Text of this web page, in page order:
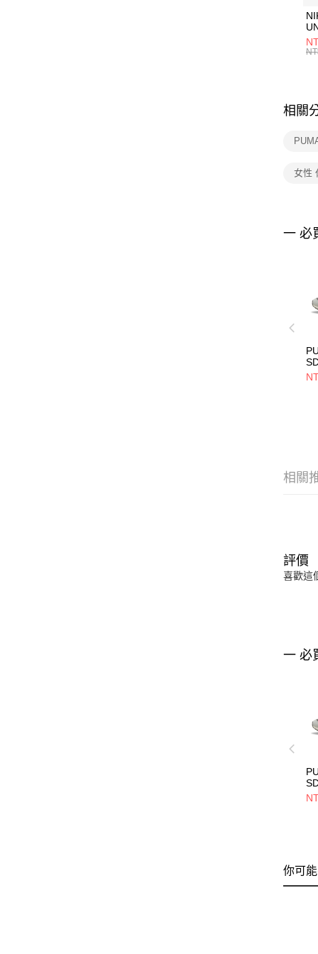
統
相關
女性
一 必
相關
評價
喜歡這
一 必
你可